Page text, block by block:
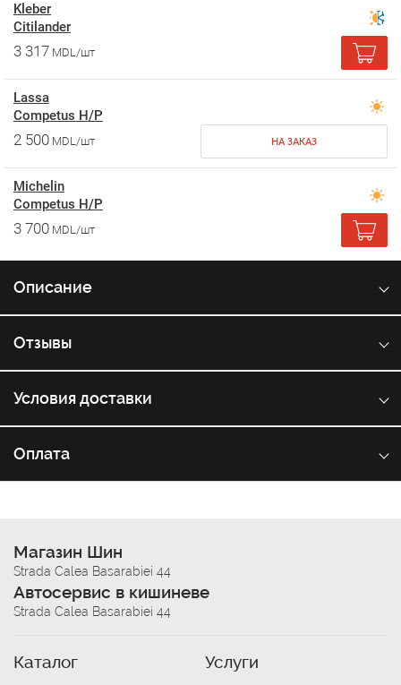
Kleber
Citilander
3 317 MDL/шт
Lassa
Competus H/P
2 500 MDL/шт НА ЗАКАЗ
Michelin
Competus H/P
3 700 MDL/шт
Описание
Отзывы
Условия доставки
Оплата
Магазин Шин
Strada Calea Basarabiei 44
Автосервис в кишиневе
Strada Calea Basarabiei 44
Каталог Услуги